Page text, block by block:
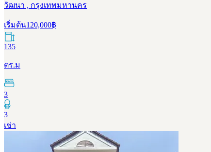
วัฒนา , กรุงเทพมหานคร
เริ่มต้น120,000฿
135
ตร.ม
3
3
เช่า